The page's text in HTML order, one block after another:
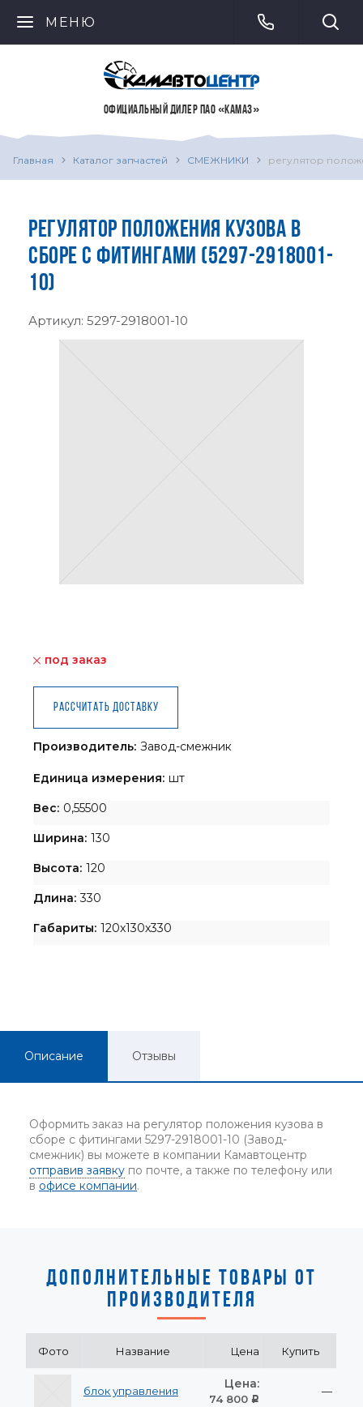
МЕНЮ
ОФИЦИАЛЬНЫЙ ДИЛЕР ПАО «КАМАЗ»
Главная Каталог запчастей СМЕЖНИКИ регулятор
РЕГУЛЯТОР ПОЛОЖЕНИЯ КУЗОВА В
СБОРЕ С ФИТИНГАМИ (5297-2918001-
10)
Артикул: 5297-2918001-10
под заказ
Рассчитать доставку
Производитель: Завод-смежник
Единица измерения: шт
Вес: 0,55500
Ширина: 130
Высота: 120
Длина: 330
Габариты: 120x130x330
Описание Отзывы
Оформить заказ на регулятор положения кузова в
сборе с фитингами 5297-2918001-10 (Завод-
смежник) вы можете в компании Камавтоцентр
отправив заявку по почте, а также по телефону или
в офисе компании.
ДОПОЛНИТЕЛЬНЫЕ ТОВАРЫ ОТ
ПРОИЗВОДИТЕЛЯ
Фото Название Цена Купить
блок управления Цена:
74 800 Р
—